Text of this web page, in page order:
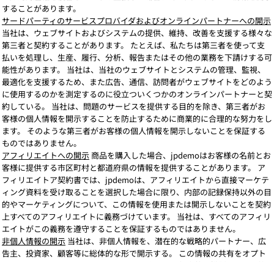
することがあります。
サードパーティのサービスプロバイダおよびオンラインパートナーへの開示
当社は、ウェブサイトおよびシステムの提供、維持、改善を支援する様々な
第三者と契約することがあります。 たとえば、私たちは第三者を使って支
払いを処理し、生産、履行、分析、報告またはその他の業務を下請けする可
能性があります。 当社は、当社のウェブサイトとシステムの管理、監視、
最適化を支援するため、また広告、通信、訪問者がウェブサイトをどのよう
に使用するのかを測定するのに役立ついくつかのオンラインパートナーと契
約している。 当社は、問題のサービスを提供する目的を除き、第三者がお
客様の個人情報を開示することを防止するために商業的に合理的な努力をし
ます。 そのような第三者がお客様の個人情報を開示しないことを保証する
ものではありません。
アフィリエイトへの開示 商品を購入した場合、jpdemoはお客様の名前とお
客様に提供する市区町村と都道府県の情報を提供することがあります。 ア
フィリエイトア契約書では、jpdemoは、アフィリエイトから直接マーケテ
ィング資料を受け取ることを選択した場合に限り、内部の記録保持以外の目
的やマーケティングについて、この情報を使用または開示しないことを契約
上すべてのアフィリエイトに義務づけています。 当社は、すべてのアフィリ
エイトがこの義務を遵守することを保証するものではありません。
非個人情報の開示 当社は、非個人情報を、潜在的な戦略的パートナー、広
告主、投資家、顧客等に総体的な形で開示する。 この情報の共有をオプト